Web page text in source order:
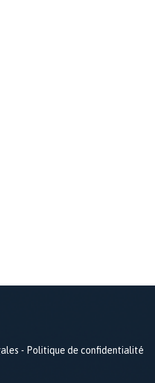
- Politique de confidentialité